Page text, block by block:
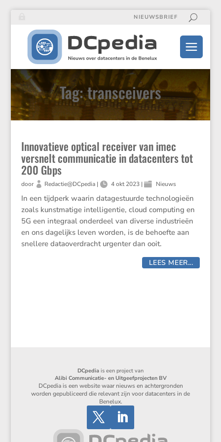
NIEUWSBRIEF
Tag: transceivers
Innovatieve optical receiver van imec
versnelt communicatie in datacenters tot
200 Gbps
door Redactie@DCpedia| 4 okt 2023 | Nieuws
In een tijdperk waarin datage­stuurde techno­lo­gieën
zoals kunst­ma­tige intel­li­gentie, cloud compu­ting en
5G een integraal onder­deel van diverse industrieën
en ons dagelijks leven worden, is de behoefte aan
snellere dataover­dracht urgenter dan ooit.
LEES MEER...
DCpedia is een project van
Alibi Communicatie- en Uitgeefprojecten BV
DCpedia is een website waar nieuws en achtergronden
worden gepubliceerd die relevant zijn voor datacenters in de
Benelux.